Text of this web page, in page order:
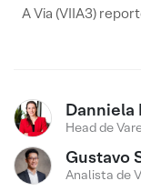
A Via (VIIA3)
Danniela
Head de
Gustavo
Analista de